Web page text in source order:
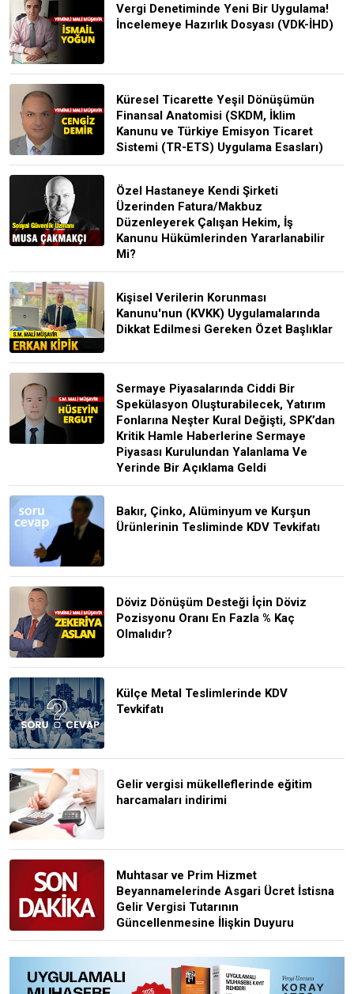
Vergi Denetiminde Yeni Bir Uygulama!
İncelemeye Hazırlık Dosyası (VDK-İHD)
Küresel Ticarette Yeşil Dönüşümün
Finansal Anatomisi (SKDM, İklim
Kanunu ve Türkiye Emisyon Ticaret
Sistemi (TR-ETS) Uygulama Esasları)
Özel Hastaneye Kendi Şirketi
Üzerinden Fatura/Makbuz
Düzenleyerek Çalışan Hekim, İş
Kanunu Hükümlerinden Yararlanabilir
Mi?
Kişisel Verilerin Korunması
Kanunu'nun (KVKK) Uygulamalarında
Dikkat Edilmesi Gereken Özet Başlıklar
Sermaye Piyasalarında Ciddi Bir
Spekülasyon Oluşturabilecek, Yatırım
Fonlarına Neşter Kural Değişti, SPK’dan
Kritik Hamle Haberlerine Sermaye
Piyasası Kurulundan Yalanlama Ve
Yerinde Bir Açıklama Geldi
Bakır, Çinko, Alüminyum ve Kurşun
Ürünlerinin Tesliminde KDV Tevkifatı
Döviz Dönüşüm Desteği İçin Döviz
Pozisyonu Oranı En Fazla % Kaç
Olmalıdır?
Külçe Metal Teslimlerinde KDV
Tevkifatı
Gelir vergisi mükelleflerinde eğitim
harcamaları indirimi
Muhtasar ve Prim Hizmet
Beyannamelerinde Asgari Ücret İstisna
Gelir Vergisi Tutarının
Güncellenmesine İlişkin Duyuru